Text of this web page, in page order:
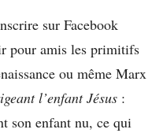
sur Facebook
pour amis les primitifs
ou même Marx
l’enfant Jésus :
son enfant nu, ce qui